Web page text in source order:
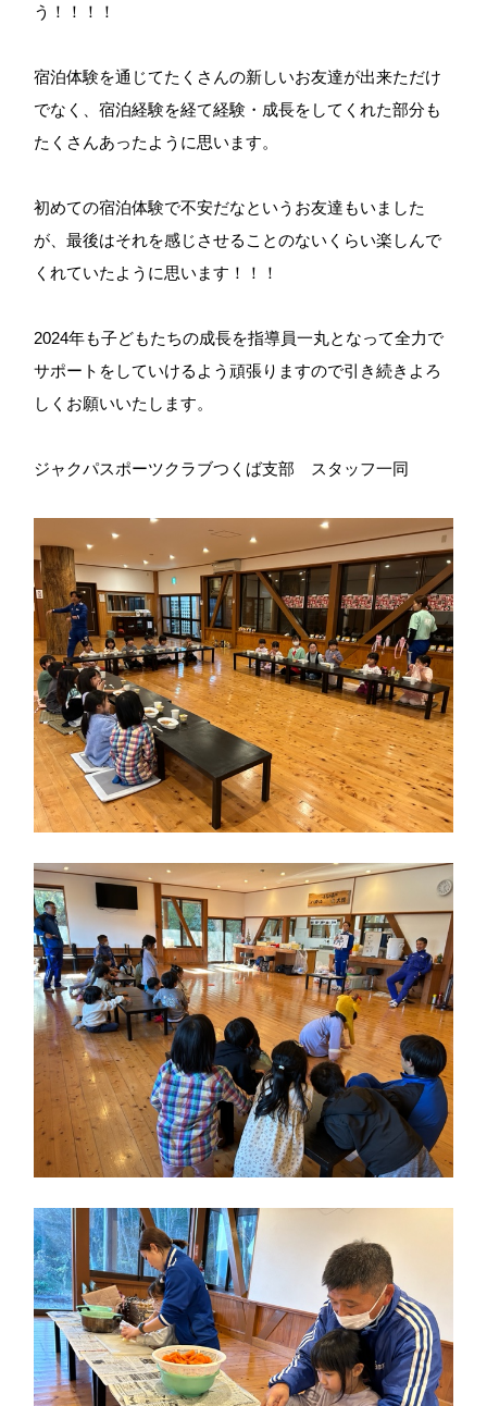
う！！！！
宿泊体験を通じてたくさんの新しいお友達が出来ただけ
でなく、宿泊経験を経て経験・成長をしてくれた部分も
たくさんあったように思います。
初めての宿泊体験で不安だなというお友達もいました
が、最後はそれを感じさせることのないくらい楽しんで
くれていたように思います！！！
2024年も子どもたちの成長を指導員一丸となって全力で
サポートをしていけるよう頑張りますので引き続きよろ
しくお願いいたします。
ジャクパスポーツクラブつくば支部 スタッフ一同